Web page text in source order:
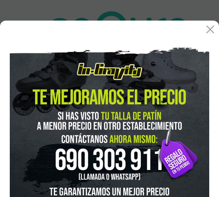
In-Gravity roller&skate shop